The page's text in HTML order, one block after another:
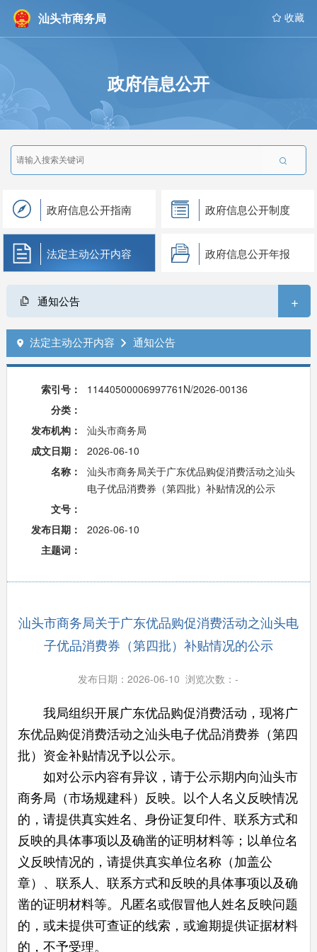
汕头市商务局  收藏
政府信息公开

政府信息公开指南 政府信息公开制度
法定主动公开内容 政府信息公开年报
通知公告 +
 法定主动公开内容  通知公告
索引号：
11440500006997761N/2026-00136
分类：
发布机构：
汕头市商务局
成文日期：
2026-06-10
名称：
汕头市商务局关于广东优品购促消费活动之汕头
电子优品消费券（第四批）补贴情况的公示
文号：
发布日期：
2026-06-10
主题词：
汕头市商务局关于广东优品购促消费活动之汕头电
子优品消费券（第四批）补贴情况的公示
发布日期：2026-06-10 浏览次数：-
我局组织开展广东优品购促消费活动，现将广
东优品购促消费活动之汕头电子优品消费券（第四
批）资金补贴情况予以公示。
如对公示内容有异议，请于公示期内向汕头市
商务局（市场规建科）反映。以个人名义反映情况
的，请提供真实姓名、身份证复印件、联系方式和
反映的具体事项以及确凿的证明材料等；以单位名
义反映情况的，请提供真实单位名称（加盖公
章）、联系人、联系方式和反映的具体事项以及确
凿的证明材料等。凡匿名或假冒他人姓名反映问题
的，或未提供可查证的线索，或逾期提供证据材料
的，不予受理。